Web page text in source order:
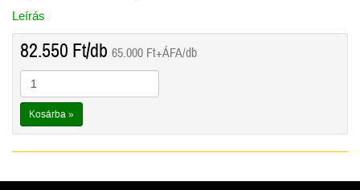
Leírás
82.550 Ft/db 65.000 Ft+ÁFA/db
Kosárba »